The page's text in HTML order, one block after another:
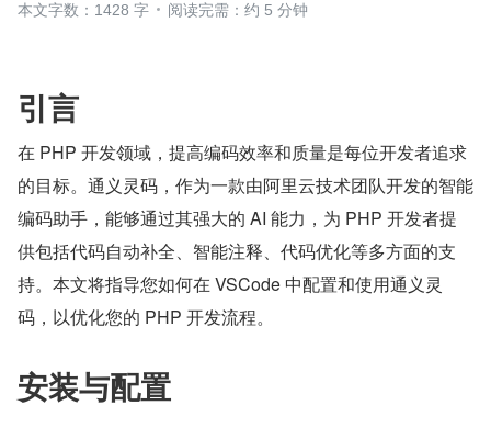
本文字数：1428 字
阅读完需：约 5 分钟
引言
在 PHP 开发领域，提高编码效率和质量是每位开发者追求
的目标。通义灵码，作为一款由阿里云技术团队开发的智能
编码助手，能够通过其强大的 AI 能力，为 PHP 开发者提
供包括代码自动补全、智能注释、代码优化等多方面的支
持。本文将指导您如何在 VSCode 中配置和使用通义灵
码，以优化您的 PHP 开发流程。
安装与配置